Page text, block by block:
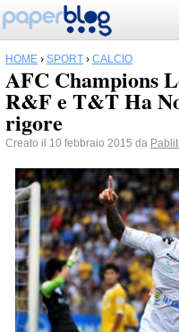
HOME › SPORT › CALCIO
AFC Champions
R&F e T&T Ha
rigore
Creato il 10 febbraio 2015 da